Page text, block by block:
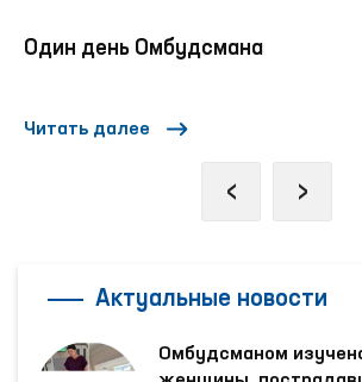
Один день Омбудсмана
Читать далее
‹ ›
Актуальные новости
Омбудсманом